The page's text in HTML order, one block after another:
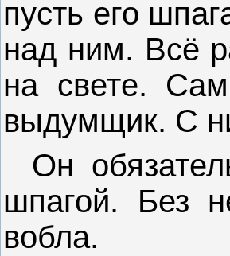
пусть его
над ним. Всё
на свете.
выдумщик. С
Он
шпагой. Без
вобла.